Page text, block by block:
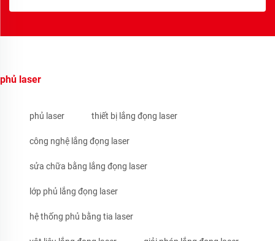
phủ laser
phủ laser thiết bị lắng đọng laser
công nghệ lắng đọng laser
sửa chữa bằng lắng đọng laser
lớp phủ lắng đọng laser
hệ thống phủ bằng tia laser